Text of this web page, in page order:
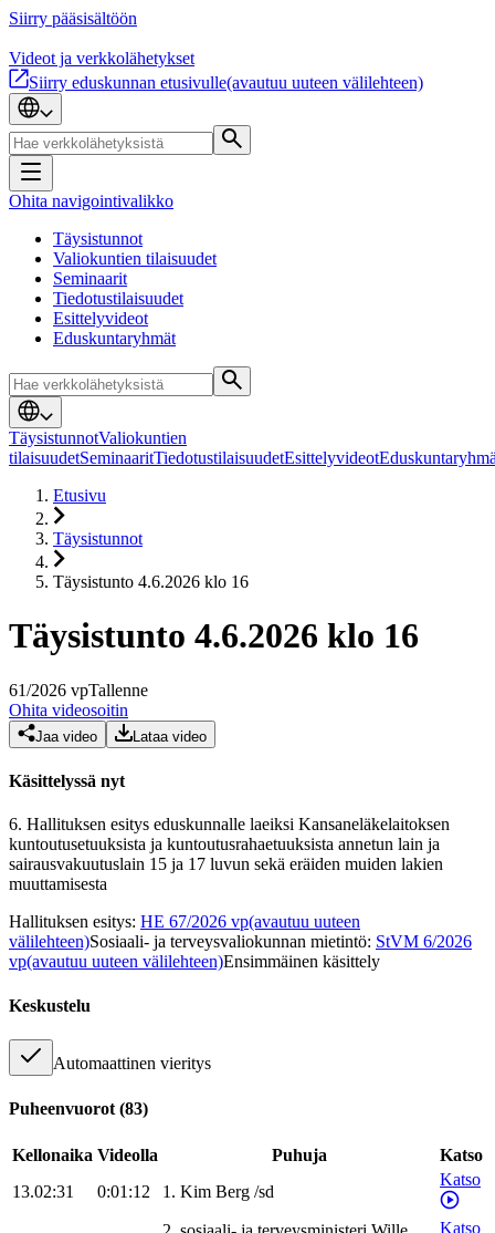
Siirry pääsisältöön
Videot ja verkkolähetykset
Siirry eduskunnan etusivulle(avautuu uuteen välilehteen)
Ohita navigointivalikko
Täysistunnot
Valiokuntien tilaisuudet
Seminaarit
Tiedotustilaisuudet
Esittelyvideot
Eduskuntaryhmät
TäysistunnotValiokuntien
tilaisuudetSeminaaritTiedotustilaisuudetEsittelyvideot
Etusivu
Täysistunnot
Täysistunto 4.6.2026 klo 16
Täysistunto 4.6.2026 klo 16
61/2026 vpTallenne
Ohita videosoitin
Jaa video Lataa video
Käsittelyssä nyt
6. Hallituksen esitys eduskunnalle laeiksi Kansaneläkelaitoksen
kuntoutusetuuksista ja kuntoutusrahaetuuksista annetun lain ja
sairausvakuutuslain 15 ja 17 luvun sekä eräiden muiden lakien
muuttamisesta
Hallituksen esitys: HE 67/2026 vp(avautuu uuteen
välilehteen)Sosiaali- ja terveysvaliokunnan mietintö: StVM 6/2026
vp(avautuu uuteen välilehteen)Ensimmäinen käsittely
Keskustelu
Automaattinen vieritys
Puheenvuorot (83)
Kellonaika Videolla Puhuja
Katso
13.02:31
0:01:12 1. Kim Berg /sd
Katso
Katso